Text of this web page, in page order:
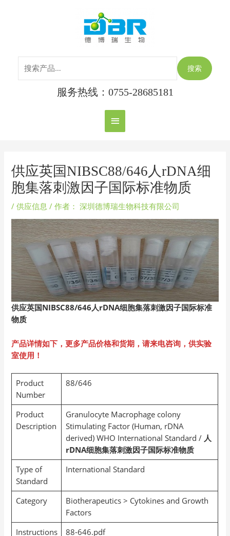
主
菜
单
搜索
服务热线：0755-28685181
供应英国NIBSC88/646人rDNA细
胞集落刺激因子国际标准物质
/供应信息 / 作者： 深圳德博瑞生物科技有限公司
供应英国NIBSC88/646人rDNA细胞集落刺激因子国际标准
物质
产品详情如下，更多产品价格和货期，请来电咨询，供实验
室使用！
Product
Number
88/646
Product
Description
Granulocyte Macrophage colony
Stimulating Factor (Human, rDNA
derived) WHO International Standard / 人
rDNA细胞集落刺激因子国际标准物质
Type of
Standard
International Standard
Category
Biotherapeutics > Cytokines and Growth
Factors
Instructions
88-646.pdf